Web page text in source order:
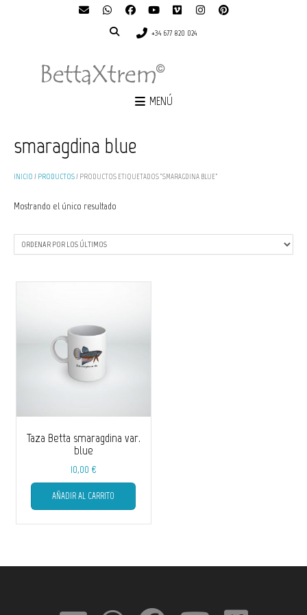
+34 677 820 024
MENÚ
INICIO / PRODUCTOS/ PRODUCTOS ETIQUETADOS “SMARAGDINA BLUE”
smaragdina blue
Mostrando el único resultado
Taza Betta smaragdina var.
blue
10,00 €
AÑADIR AL CARRITO